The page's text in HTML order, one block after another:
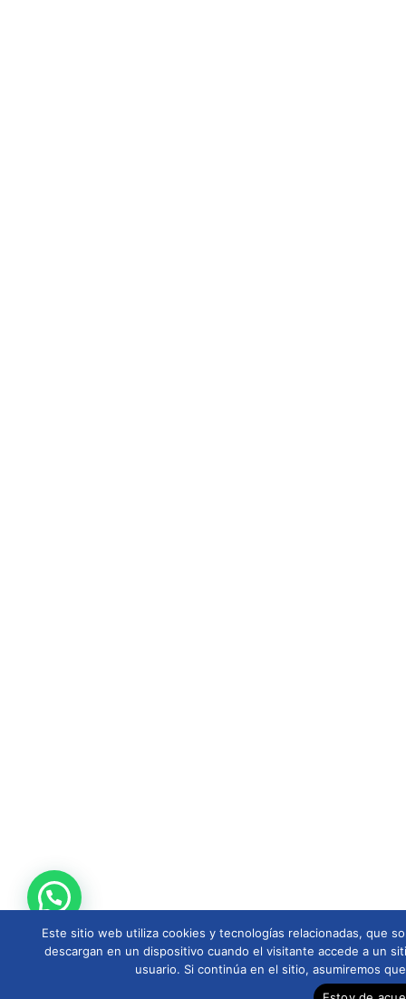
Este sitio web utiliza cookies y tecnologías relacionadas, que
descargan en un dispositivo cuando el visitante accede a un
usuario. Si continúa en el sitio, asumiremos